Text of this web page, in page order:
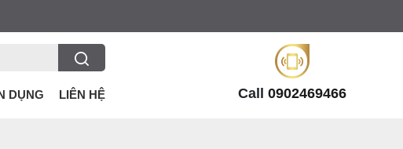
DỤNG LIÊN HỆ Call 0902469466